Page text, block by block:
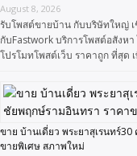
August 8, 2026
รับโพสต์ขายบ้าน กับบริษัทใหญ่
กับFastwork บริการโพสต์อสังห
โปรโมทโพสต์เว็บ ราคาถูก ที่สุด
ขาย บ้านเดี่ยว พระยาสุเรนทร์
ขายพิเศษ สภาพใหม่